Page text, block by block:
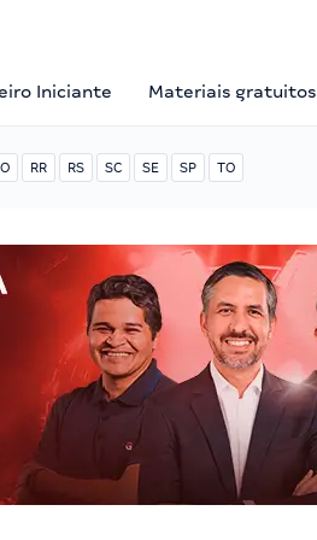
Iniciante Materiais gratuitos
RR RS SC SE SP TO